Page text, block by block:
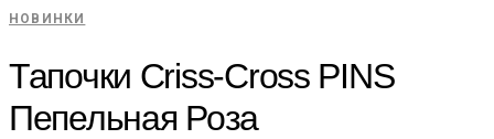
НОВИНКИ
Тапочки Criss-Cross PINS
Пепельная Роза